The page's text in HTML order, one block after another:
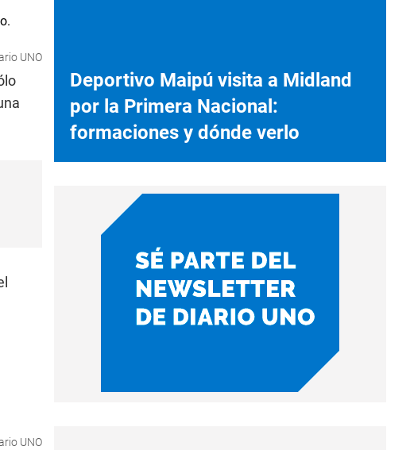
UNO
UNO
Deportivo Maipú visita a Midland
por la Primera Nacional:
formaciones y dónde verlo